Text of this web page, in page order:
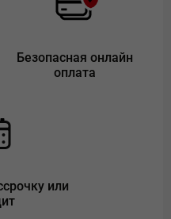
Безопасная онлайн
оплата
или